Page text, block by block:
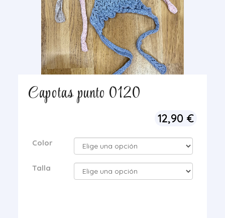
Capotas punto 0120
12,90 €
Color
Talla